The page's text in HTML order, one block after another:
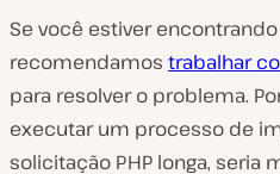
Se você estiver
recomendamos trabalhar
para resolver o problema.
executar um processo de
solicitação PHP longa, seria